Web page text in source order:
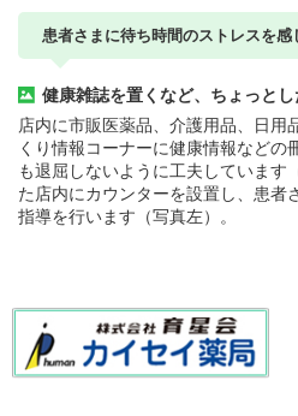
患者さまに待ち時間のストレスを感
健康雑誌を置くなど、ちょっと
店内に市販医薬品、介護用品、日用
くり情報コーナーに健康情報などの
も退屈しないように工夫しています
た店内にカウンターを設置し、患者
指導を行います（写真左）。